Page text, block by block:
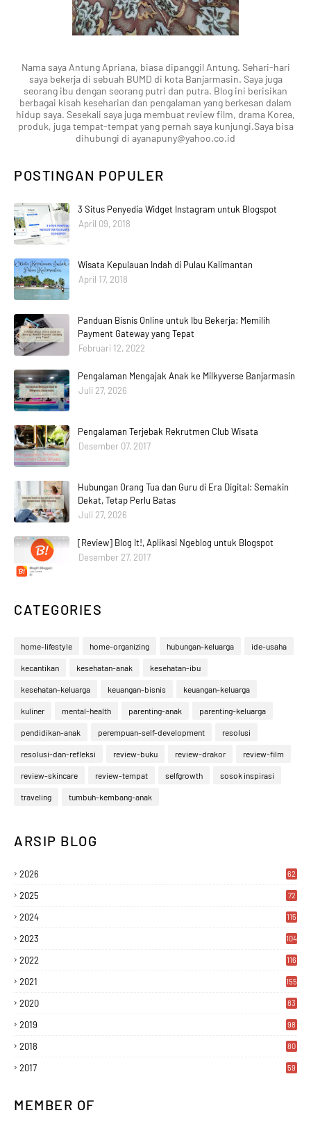
Nama saya Antung Apriana, biasa dipanggil Antung. Sehari-hari
saya bekerja di sebuah BUMD di kota Banjarmasin. Saya juga
seorang ibu dengan seorang putri dan putra. Blog ini berisikan
berbagai kisah keseharian dan pengalaman yang berkesan dalam
hidup saya. Sesekali saya juga membuat review film, drama Korea,
produk, juga tempat-tempat yang pernah saya kunjungi.Saya bisa
dihubungi di ayanapuny@yahoo.co.id
POSTINGAN POPULER
3 Situs Penyedia Widget Instagram untuk Blogspot
April 09, 2018
Wisata Kepulauan Indah di Pulau Kalimantan
April 17, 2018
Panduan Bisnis Online untuk Ibu Bekerja: Memilih
Payment Gateway yang Tepat
Februari 12, 2022
Pengalaman Mengajak Anak ke Milkyverse Banjarmasin
Juli 27, 2026
Pengalaman Terjebak Rekrutmen Club Wisata
Desember 07, 2017
Hubungan Orang Tua dan Guru di Era Digital: Semakin
Dekat, Tetap Perlu Batas
Juli 27, 2026
[Review] Blog It!, Aplikasi Ngeblog untuk Blogspot
Desember 27, 2017
CATEGORIES
home-lifestyle home-organizing hubungan-keluarga ide-usaha
kecantikan kesehatan-anak kesehatan-ibu
kesehatan-keluarga keuangan-bisnis keuangan-keluarga
kuliner mental-health parenting-anak parenting-keluarga
pendidikan-anak perempuan-self-development resolusi
resolusi-dan-refleksi review-buku review-drakor review-film
review-skincare review-tempat selfgrowth sosok inspirasi
traveling tumbuh-kembang-anak
ARSIP BLOG
2026 62
2025 72
2024 115
2023 104
2022 116
2021 155
2020 83
2019 98
2018 80
2017 59
MEMBER OF